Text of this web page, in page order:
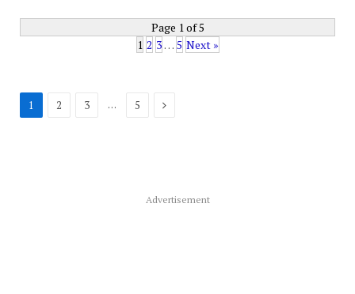
Page 1 of 5
1 2 3 … 5 Next »
1 2 3 … 5 Next
Advertisement